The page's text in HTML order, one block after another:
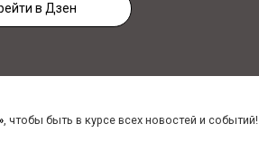
в Дзен
, чтобы быть в курсе всех новостей и событий!